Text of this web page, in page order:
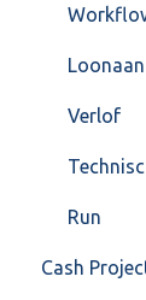
Verlof
Run
Cash